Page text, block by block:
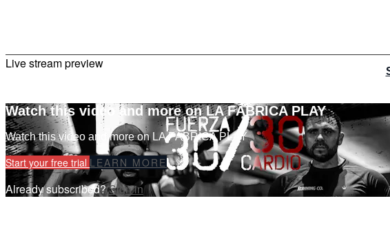
Live stream preview
Watch this video and more on LA FÁBRICA PLAY
Watch this video and more on LA FÁBRICA PLAY
Start your free trial LEARN MORE
Already subscribed?Sign in